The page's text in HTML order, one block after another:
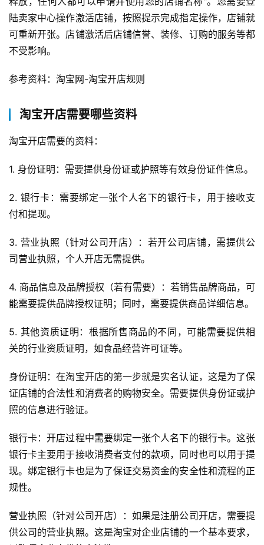
自
媒
体
化
i
察
电
商
运
营
直
播
带
货
引
流
推
广
私
域
群
陆卖家中心操作激活店铺，按照提示完成指定操作，店铺就
可重新开张。店铺激活后店铺信誉、装修、订购的服务等都
不受影响。
参考资料：淘宝网-淘宝开店规则
淘宝开店需要哪些资料
淘宝开店需要的资料：
1. 身份证明：需要提供身份证或护照等有效身份证件信息。
2. 银行卡：需要绑定一张个人名下的银行卡，用于接收支
付和提现。
3. 营业执照（针对公司开店）：若开公司店铺，需提供公
司营业执照，个人开店无需提供。
4. 商品信息及品牌授权（若有需要）：若销售品牌商品，可
能需要提供品牌授权证明；同时，需要提供商品详细信息。
5. 其他资质证明：根据所售商品的不同，可能需要提供相
关的行业资质证明，如食品经营许可证等。
身份证明：在淘宝开店的第一步就是实名认证，这是为了保
证店铺的合法性和消费者的购物安全。需要提供身份证或护
照的信息进行验证。
银行卡：开店过程中需要绑定一张个人名下的银行卡。这张
银行卡主要用于接收消费者支付的款项，同时也可以用于提
现。绑定银行卡也是为了保证交易资金的安全性和流程的正
规性。
营业执照（针对公司开店）：如果是注册公司开店，需要提
供公司的营业执照。这是淘宝对企业店铺的一个基本要求，